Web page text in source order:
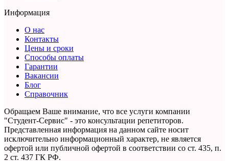
Информация
О нас
Контакты
Цены и сроки
Способы оплаты
Гарантии
Вакансии
Блог
Справочник
Обращаем Ваше внимание, что все услуги компании
"Студент-Сервис" - это консультации репетиторов.
Представленная информация на данном сайте носит
исключительно информационный характер, не является
офертой или публичной офертой в соответствии со ст. 435, п.
2 ст. 437 ГК РФ.